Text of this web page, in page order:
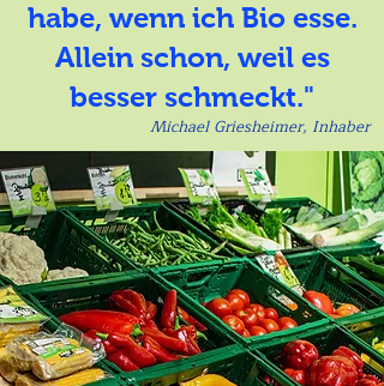
habe, wenn ich Bio esse.
Allein schon, weil es
besser schmeckt."
Michael Griesheimer, Inhaber